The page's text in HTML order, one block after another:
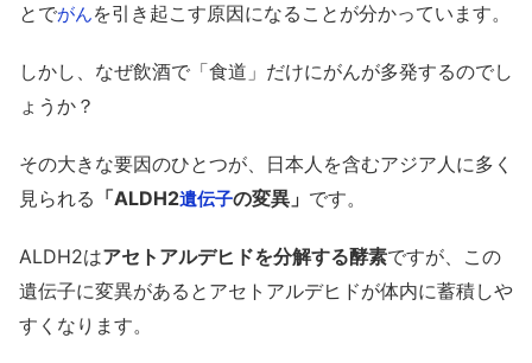
とでがんを引き起こす原因になることが分かっています。
しかし、なぜ飲酒で「食道」だけにがんが多発するのでし
ょうか？
その大きな要因のひとつが、日本人を含むアジア人に多く
見られる 「ALDH2遺伝子の変異」 です。
ALDH2はアセトアルデヒドを分解する酵素ですが、この
遺伝子に変異があるとアセトアルデヒドが体内に蓄積しや
すくなります。